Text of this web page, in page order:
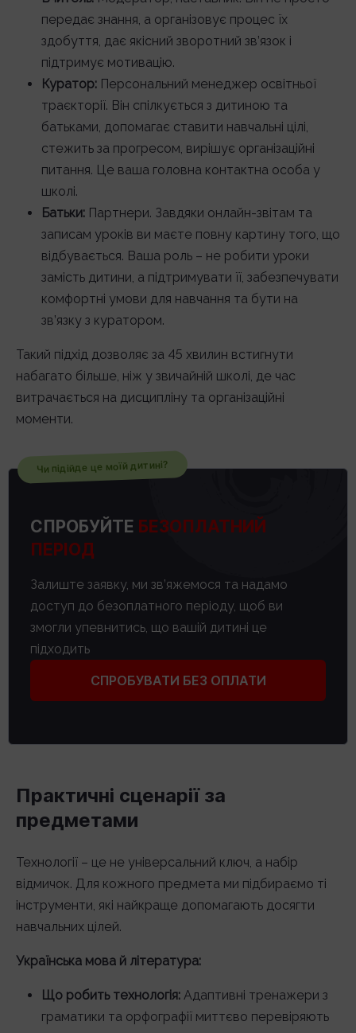
передає знання, а організовує процес їх
здобуття, дає якісний зворотний зв’язок і
підтримує мотивацію.
Куратор: Персональний менеджер освітньої
траєкторії. Він спілкується з дитиною та
батьками, допомагає ставити навчальні цілі,
стежить за прогресом, вирішує організаційні
питання. Це ваша головна контактна особа у
школі.
Батьки: Партнери. Завдяки онлайн-звітам та
записам уроків ви маєте повну картину того, що
відбувається. Ваша роль – не робити уроки
замість дитини, а підтримувати її, забезпечувати
комфортні умови для навчання та бути на
зв’язку з куратором.
Такий підхід дозволяє за 45 хвилин встигнути
набагато більше, ніж у звичайній школі, де час
витрачається на дисципліну та організаційні
моменти.
Чи підійде це моїй дитині?
СПРОБУЙТЕ БЕЗОПЛАТНИЙ
ПЕРІОД
Залиште заявку, ми зв’яжемося та надамо
доступ до безоплатного періоду, щоб ви
змогли упевнитись, що вашій дитині це
підходить
СПРОБУВАТИ БЕЗ ОПЛАТИ
Практичні сценарії за
предметами
Технології – це не універсальний ключ, а набір
відмичок. Для кожного предмета ми підбираємо ті
інструменти, які найкраще допомагають досягти
навчальних цілей.
Українська мова й література:
Що робить технологія: Адаптивні тренажери з
граматики та орфографії миттєво перевіряють